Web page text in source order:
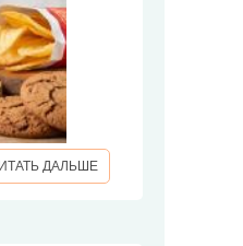
ДАЛЬШЕ